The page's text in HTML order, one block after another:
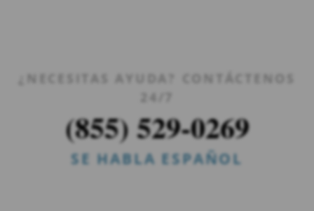
¿NECESITAS AYUDA? CONTÁCTENOS
24/7
(855) 529-0269
SE HABLA ESPAÑOL